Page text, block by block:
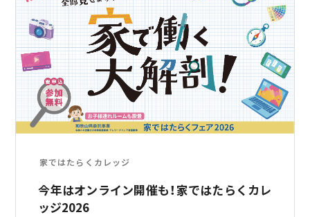
家ではたらくカレッジ
今年はオンライン開催も！家ではたらくカレ
ッジ2026